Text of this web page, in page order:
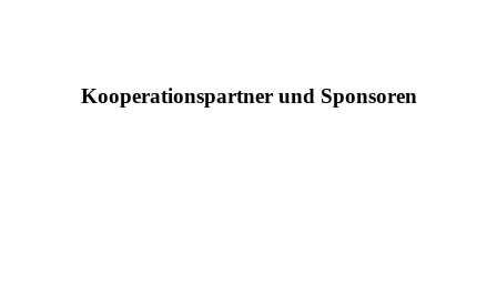
Kooperationspartner und Sponsoren